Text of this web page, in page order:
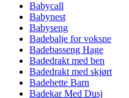
Babycall
Babynest
Babyseng
Badebalje for voksne
Badebasseng Hage
Badedrakt med ben
Badedrakt med skjørt
Badehette Barn
Badekar Med Dusj